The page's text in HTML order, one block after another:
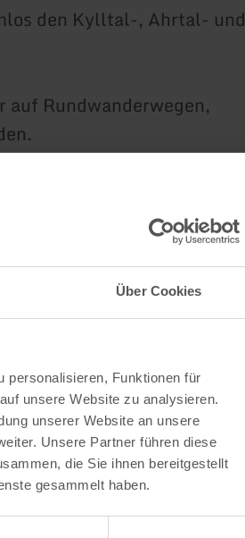
Über Cookies
personalisieren, Funktionen für
unsere Website zu analysieren.
unserer Website an unsere
Unsere Partner führen diese
die Sie ihnen bereitgestellt
gesammelt haben.
den Kylltal-, Ahrtal- und
Rundwanderwegen,
Arensberg, eine
erholsamen und